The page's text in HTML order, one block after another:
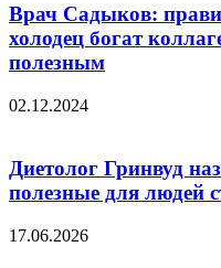
Врач Садыков:
холодец богат
полезным
02.12.2024
Диетолог Гринвуд
полезные для людей
17.06.2026